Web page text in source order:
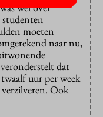
wel over
moeten
naar nu,
dat
uur per week
Ook